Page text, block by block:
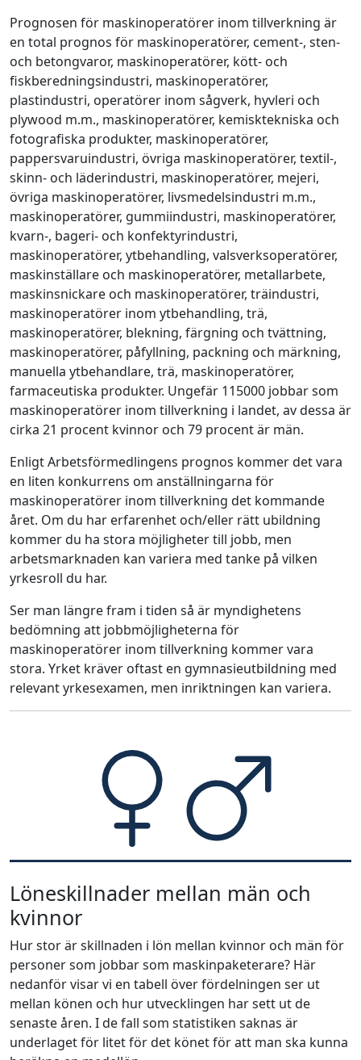
Prognosen för maskinoperatörer inom tillverkning är
en total prognos för maskinoperatörer, cement-, sten-
och betongvaror, maskinoperatörer, kött- och
fiskberedningsindustri, maskinoperatörer,
plastindustri, operatörer inom sågverk, hyvleri och
plywood m.m., maskinoperatörer, kemisktekniska och
fotografiska produkter, maskinoperatörer,
pappersvaruindustri, övriga maskinoperatörer, textil-,
skinn- och läderindustri, maskinoperatörer, mejeri,
övriga maskinoperatörer, livsmedelsindustri m.m.,
maskinoperatörer, gummiindustri, maskinoperatörer,
kvarn-, bageri- och konfektyrindustri,
maskinoperatörer, ytbehandling, valsverksoperatörer,
maskinställare och maskinoperatörer, metallarbete,
maskinsnickare och maskinoperatörer, träindustri,
maskinoperatörer inom ytbehandling, trä,
maskinoperatörer, blekning, färgning och tvättning,
maskinoperatörer, påfyllning, packning och märkning,
manuella ytbehandlare, trä, maskinoperatörer,
farmaceutiska produkter. Ungefär 115000 jobbar som
maskinoperatörer inom tillverkning i landet, av dessa är
cirka 21 procent kvinnor och 79 procent är män.
Enligt Arbetsförmedlingens prognos kommer det vara
en liten konkurrens om anställningarna för
maskinoperatörer inom tillverkning det kommande
året. Om du har erfarenhet och/eller rätt ubildning
kommer du ha stora möjligheter till jobb, men
arbetsmarknaden kan variera med tanke på vilken
yrkesroll du har.
Ser man längre fram i tiden så är myndighetens
bedömning att jobbmöjligheterna för
maskinoperatörer inom tillverkning kommer vara
stora. Yrket kräver oftast en gymnasieutbildning med
relevant yrkesexamen, men inriktningen kan variera.
Löneskillnader mellan män och
kvinnor
Hur stor är skillnaden i lön mellan kvinnor och män för
personer som jobbar som maskinpaketerare? Här
nedanför visar vi en tabell över fördelningen ser ut
mellan könen och hur utvecklingen har sett ut de
senaste åren. I de fall som statistiken saknas är
underlaget för litet för det könet för att man ska kunna